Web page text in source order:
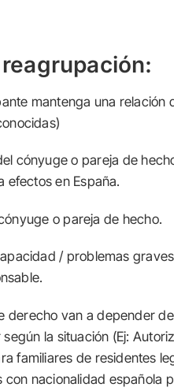
mantenga una relación
cónyuge o pareja de
efectos en España.
o pareja de hecho.
/ problemas
derecho van a depender
la situación (Ej:
familiares de residentes
nacionalidad española